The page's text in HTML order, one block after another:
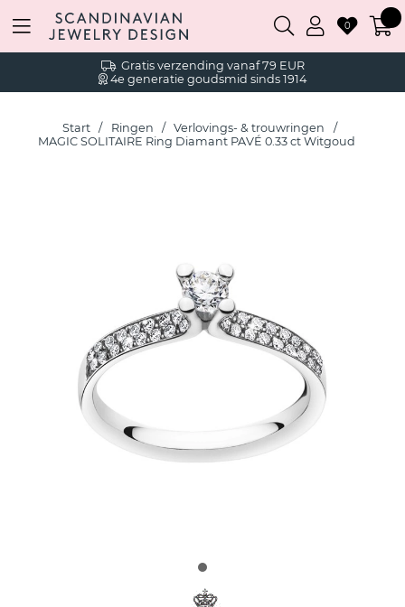
Gratis verzending vanaf 79 EUR
4e generatie goudsmid sinds 1914
0
Start Ringen
Verlovings- & trouwringen
MAGIC SOLITAIRE Ring Diamant PAVÉ 0.33 ct Witgoud